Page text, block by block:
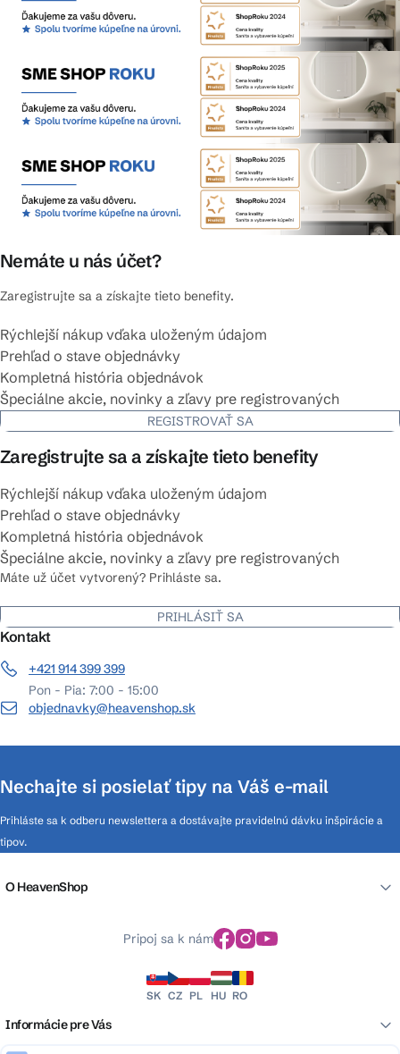
Nemáte u nás účet?
Zaregistrujte sa a získajte tieto benefity.
Rýchlejší nákup vďaka uloženým údajom
Prehľad o stave objednávky
Kompletná história objednávok
Špeciálne akcie, novinky a zľavy pre registrovaných
REGISTROVAŤ SA
Zaregistrujte sa a získajte tieto benefity
Rýchlejší nákup vďaka uloženým údajom
Prehľad o stave objednávky
Kompletná história objednávok
Špeciálne akcie, novinky a zľavy pre registrovaných
Máte už účet vytvorený? Prihláste sa.
PRIHLÁSIŤ SA
Kontakt
+421 914 399 399
Pon - Pia: 7:00 - 15:00
objednavky@heavenshop.sk
Nechajte si posielať tipy na Váš e-mail
Prihláste sa k odberu newslettera a dostávajte pravidelnú dávku inšpirácie a
tipov.
O HeavenShop
Pripoj sa k nám
SK CZ PL HU RO
Informácie pre Vás